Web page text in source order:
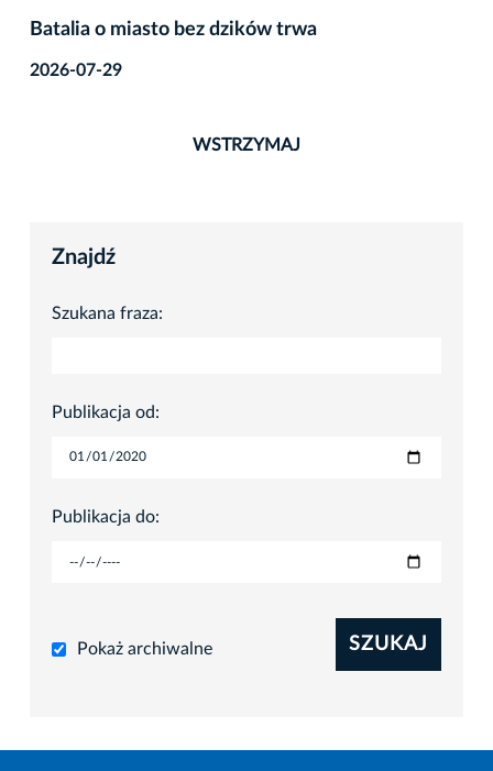
Batalia o miasto bez dzików trwa
2026-07-29
WSTRZYMAJ
Znajdź
Szukana fraza:
Publikacja od:
Publikacja do:
Pokaż archiwalne SZUKAJ